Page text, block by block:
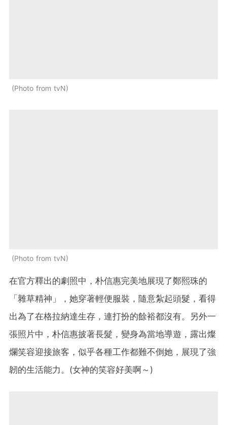
Photo from tvN
Photo from tvN
在官方釋出的劇照中，朴信惠完美地展現了鄭熙珠的
「雜草精神」，她穿著輕便服裝，隨意紮起頭髮，看得
出為了在格拉納達生存，連打扮的餘裕都沒有。另外一
張照片中，朴信惠披著長髮，變身為當地導遊，露出燦
爛笑容迎接旅客，似乎各種工作都難不倒她，展現了強
韌的生活能力。(女神的笑容好美啊～)